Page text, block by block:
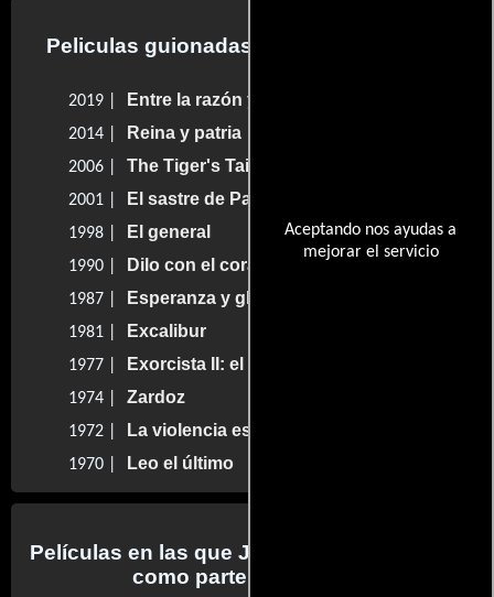
Aceptando nos ayudas a
mejorar el servicio
Peliculas guionadas por John Boorman
2019 | Entre la razón y la locura
2014 | Reina y patria
2006 | The Tiger's Tail
2001 | El sastre de Panamá
1998 | El general
1990 | Dilo con el corazón
1987 | Esperanza y gloria
1981 | Excalibur
1977 | Exorcista II: el hereje
1974 | Zardoz
1972 | La violencia está en nosotros
1970 | Leo el último
Películas en las que John Boorman trabajo
como parte del reparto